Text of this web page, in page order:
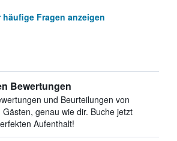
häufige Fragen anzeigen
Bewertungen
und Beurteilungen von
Gästen, genau wie dir. Buche jetzt
Aufenthalt!